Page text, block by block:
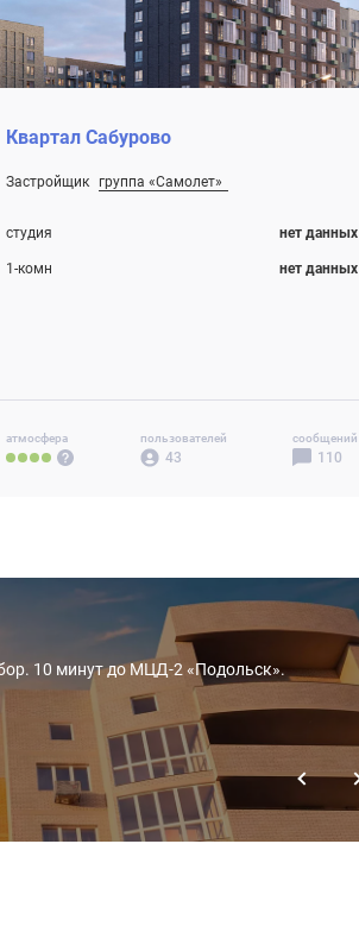
Квартал Сабурово
Застройщик
группа «Самолет»
студия
нет данных
1-комн нет данных
атмосфера пользователей
43
сообщений
110
10 минут до МЦД-2 «Подольск».